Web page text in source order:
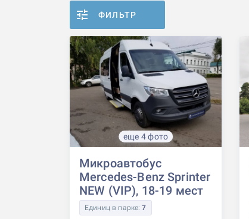
ФИЛЬТР
еще 4 фото
Микроавтобус
Mercedes-Benz Sprinter
NEW (VIP), 18-19 мест
Единиц в парке:7